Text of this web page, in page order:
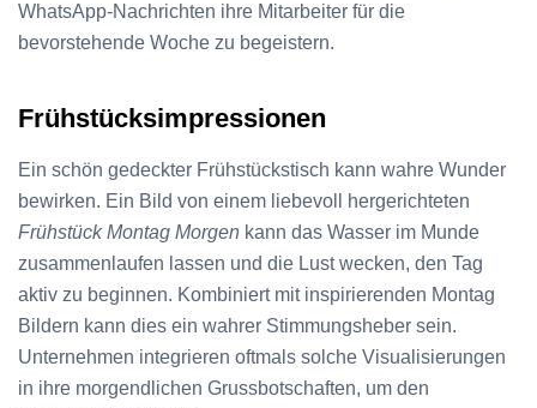
WhatsApp-Nachrichten ihre Mitarbeiter für die
bevorstehende Woche zu begeistern.
Frühstücksimpressionen
Ein schön gedeckter Frühstückstisch kann wahre Wunder
bewirken. Ein Bild von einem liebevoll hergerichteten
Frühstück Montag Morgen kann das Wasser im Munde
zusammenlaufen lassen und die Lust wecken, den Tag
aktiv zu beginnen. Kombiniert mit inspirierenden Montag
Bildern kann dies ein wahrer Stimmungsheber sein.
Unternehmen integrieren oftmals solche Visualisierungen
in ihre morgendlichen Grussbotschaften, um den